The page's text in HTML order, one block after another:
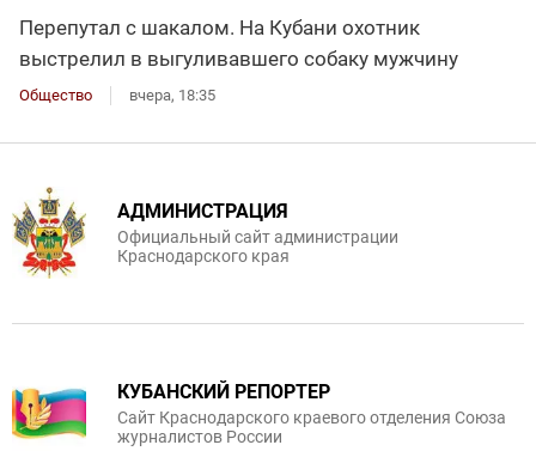
Перепутал с шакалом. На Кубани охотник
выстрелил в выгуливавшего собаку мужчину
Общество вчера, 18:35
АДМИНИСТРАЦИЯ
Официальный сайт администрации
Краснодарского края
КУБАНСКИЙ РЕПОРТЕР
Сайт Краснодарского краевого отделения Союза
журналистов России